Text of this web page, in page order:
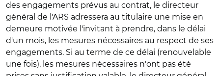
des engagements prévus au contrat, le directeur
général de l'ARS adressera au titulaire une mise en
demeure motivée l'invitant à prendre, dans le délai
d'un mois, les mesures nécessaires au respect de ses
engagements. Si au terme de ce délai (renouvelable
une fois), les mesures nécessaires n'ont pas été